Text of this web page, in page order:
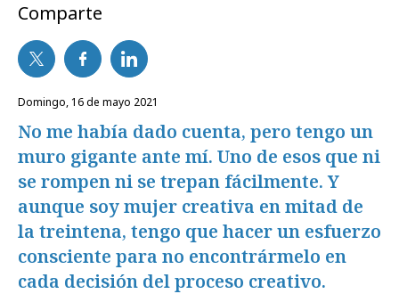
Comparte
domingo, 16 de mayo 2021
No me había dado cuenta, pero tengo un
muro gigante ante mí. Uno de esos que ni
se rompen ni se trepan fácilmente. Y
aunque soy mujer creativa en mitad de
la treintena, tengo que hacer un esfuerzo
consciente para no encontrármelo en
cada decisión del proceso creativo.